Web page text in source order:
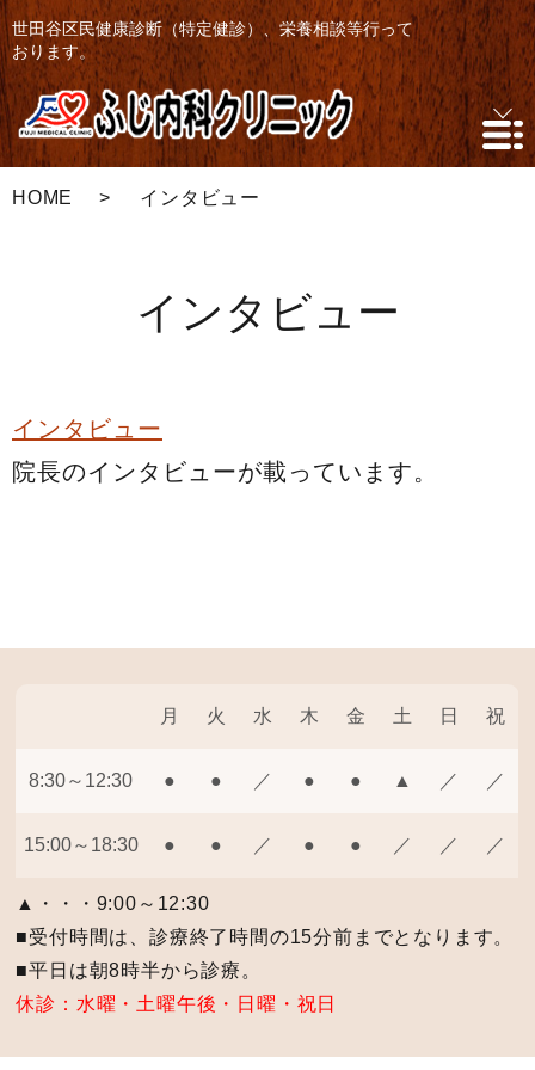
世田谷区民健康診断（特定健診）、栄養相談等行って
おります。
HOME インタビュー
インタビュー
インタビュー
院長のインタビューが載っています。
月 火 水 木 金 土 日 祝
8:30～12:30 ● ● ／ ● ● ▲ ／ ／
15:00～18:30 ● ● ／ ● ● ／ ／ ／
▲・・・9:00～12:30
■受付時間は、診療終了時間の15分前までとなります。
■平日は朝8時半から診療。
休診：水曜・土曜午後・日曜・祝日